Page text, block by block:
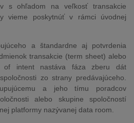
s ohľadom na veľkosť transakcie
vieme poskytnúť v rámci úvodnej
a štandardne aj potvrdenia
transakcie (term sheet) alebo
of intent nastáva fáza zberu dát
zo strany predávajúceho.
a jeho tímu poradcov
alebo skupine spoločností
platformy nazývanej data room.